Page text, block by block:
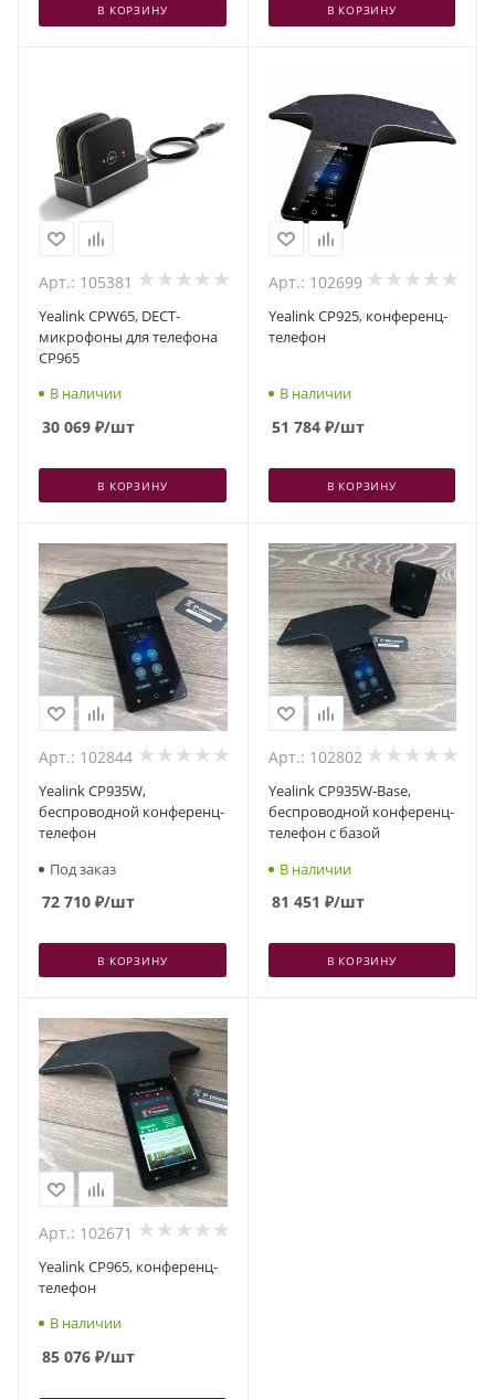
В КОРЗИНУ В КОРЗИНУ
Арт.: 105381
Yealink CPW65, DECT-
микрофоны для телефона
CP965
В наличии
30 069 ₽/шт
В КОРЗИНУ
Арт.: 102699
Yealink CP925, конференц-
телефон
В наличии
51 784₽/шт
В КОРЗИНУ
Арт.: 102844
Yealink CP935W,
беспроводной конференц-
телефон
Под заказ
72 710 ₽/шт
В КОРЗИНУ
Арт.: 102802
Yealink CP935W-Base,
беспроводной конференц-
телефон с базой
В наличии
81 451 ₽/шт
В КОРЗИНУ
Арт.: 102671
Yealink CP965, конференц-
телефон
В наличии
85 076 ₽/шт